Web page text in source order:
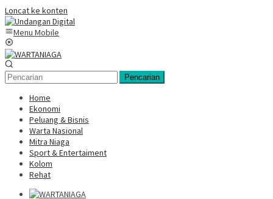
Loncat ke konten
Menu Mobile
Pencarian
Home
Ekonomi
Peluang & Bisnis
Warta Nasional
Mitra Niaga
Sport & Entertaiment
Kolom
Rehat